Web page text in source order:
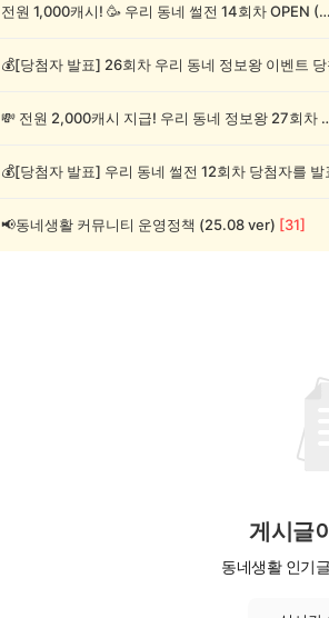
전원 1,000캐시! 🥳 우리 동네 썰전 14회차 OPEN (~8/17)
💸 전원 2,000캐시 지급
📢동네생활 커뮤니티 운영정책 (25.08 ver) [31]
게시글
동네생활 인기